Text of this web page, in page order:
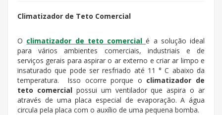
Climatizador de Teto Comercial
O climatizador de teto comercial é a solução ideal
para vários ambientes comerciais, industriais e de
serviços gerais para aspirar o ar externo e criar ar limpo e
insaturado que pode ser resfriado até 11 ° C abaixo da
temperatura. Isso ocorre porque o climatizador de
teto comercialpossui um ventilador que aspira o ar
através de uma placa especial de evaporação. A água
circula pela placa com o auxílio de uma pequena bomba.